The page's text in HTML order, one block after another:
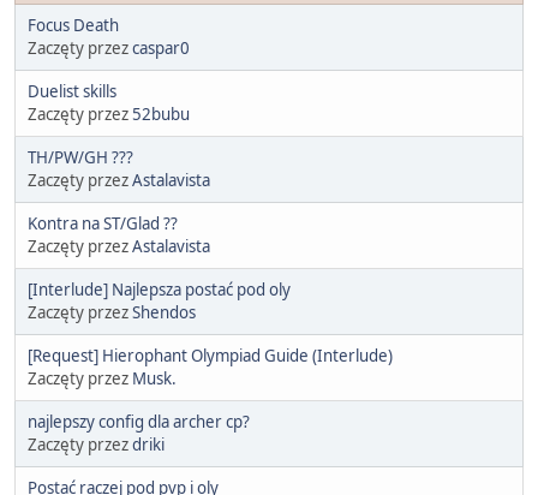
Focus Death
Zaczęty przezcaspar0
Duelist skills
Zaczęty przez52bubu
TH/PW/GH ???
Zaczęty przezAstalavista
Kontra na ST/Glad ??
Zaczęty przezAstalavista
[Interlude] Najlepsza postać pod oly
Zaczęty przezShendos
[Request] Hierophant Olympiad Guide (Interlude)
Zaczęty przez Musk.
najlepszy config dla archer cp?
Zaczęty przezdriki
Postać raczej pod pvp i oly